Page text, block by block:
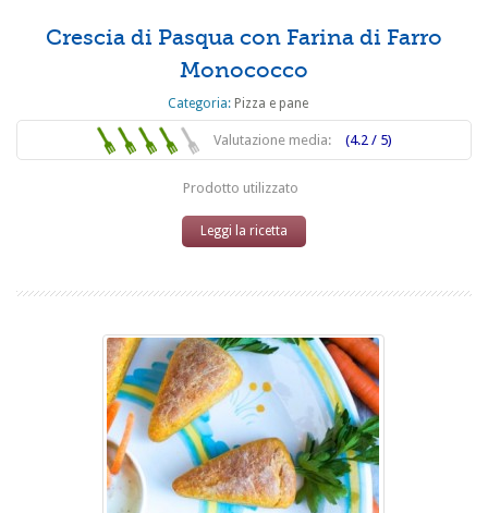
Crescia di Pasqua con Farina di Farro
Monococco
Categoria: Pizza e pane
Valutazione media: (4.2 / 5)
Prodotto utilizzato
Leggi la ricetta